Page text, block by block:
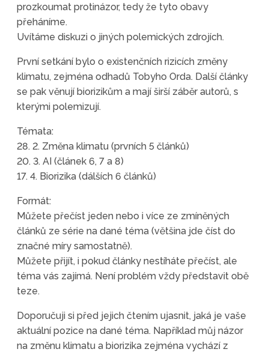
prozkoumat protinázor, tedy že tyto obavy
přeháníme.
Uvítáme diskuzi o jiných polemických zdrojích.
První setkání bylo o existenčních rizicích změny
klimatu, zejména odhadů Tobyho Orda. Další články
se pak věnují biorizikům a mají širší záběr autorů, s
kterými polemizují.
Témata:
28. 2. Změna klimatu (prvních 5 článků)
20. 3. AI (článek 6, 7 a 8)
17. 4. Biorizika (dálších 6 článků)
Formát:
Můžete přečíst jeden nebo i více ze zmíněných
článků ze série na dané téma (většina jde číst do
značné míry samostatně).
Můžete přijít, i pokud články nestíháte přečíst, ale
téma vás zajímá. Není problém vždy představit obě
teze.
Doporučuji si před jejich čtením ujasnit, jaká je vaše
aktuální pozice na dané téma. Například můj názor
na změnu klimatu a biorizika zejména vychází z